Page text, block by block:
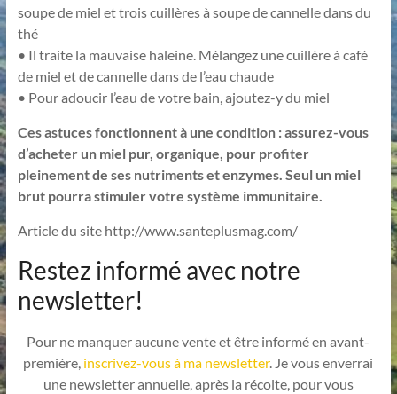
soupe de miel et trois cuillères à soupe de cannelle dans du
thé
• Il traite la mauvaise haleine. Mélangez une cuillère à café
de miel et de cannelle dans de l’eau chaude
• Pour adoucir l’eau de votre bain, ajoutez-y du miel
Ces astuces fonctionnent à une condition : assurez-vous
d’acheter un miel pur, organique, pour profiter
pleinement de ses nutriments et enzymes. Seul un miel
brut pourra stimuler votre système immunitaire.
Article du site http://www.santeplusmag.com/
Restez informé avec notre
newsletter!
Pour ne manquer aucune vente et être informé en avant-
première, inscrivez-vous à ma newsletter. Je vous enverrai
une newsletter annuelle, après la récolte, pour vous